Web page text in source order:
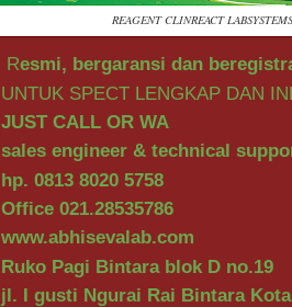
REAGENT CLINREACT
Resmi, bergaransi dan
UNTUK SPECT LENGKAP DAN
JUST CALL OR WA
sales engineer & technical
hp. 0813 8020 5758
Office 021.28535786
www.abhisevalab.com
Ruko Pagi Bintara blok D no.19
jl. I gusti Ngurai Rai Bintara